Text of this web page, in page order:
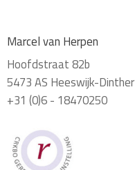
Marcel van Herpen
Hoofdstraat 82b
5473 AS Heeswijk-Dinther
+31 (0)6 - 18470250